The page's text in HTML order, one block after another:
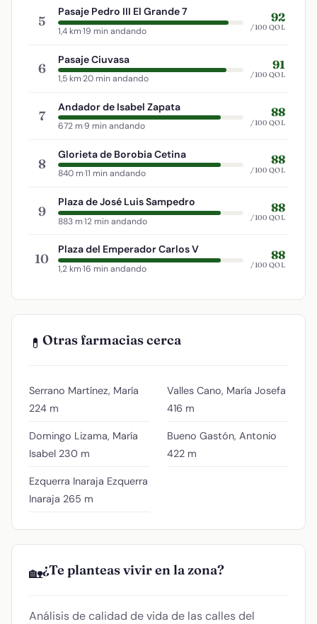
5
Pasaje Pedro III El Grande 7
1,4 km·19 min andando
92
/100 QOL
6
Pasaje Ciuvasa
1,5 km·20 min andando
91
/100 QOL
7
Andador de Isabel Zapata
672 m·9 min andando
88
/100 QOL
8
Glorieta de Borobia Cetina
840 m·11 min andando
88
/100 QOL
9
Plaza de José Luis Sampedro
883 m·12 min andando
88
/100 QOL
10
Plaza del Emperador Carlos V
1,2 km·16 min andando
88
/100 QOL
💊 Otras farmacias cerca
Serrano Martínez, María
224 m
Domingo Lizama, María
Isabel 230 m
Ezquerra Inaraja Ezquerra
Inaraja 265 m
Valles Cano, María Josefa
416 m
Bueno Gastón, Antonio
422 m
🏡¿Te planteas vivir en la zona?
Análisis de calidad de vida de las calles del